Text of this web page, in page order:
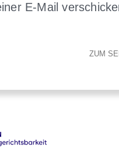
E-Mail
Öffnet sich in
ZUM
Hessen